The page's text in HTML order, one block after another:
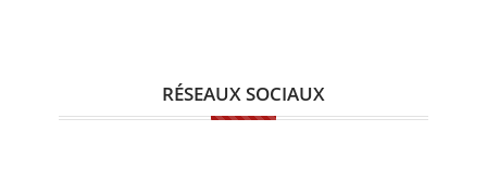
RÉSEAUX SOCIAUX